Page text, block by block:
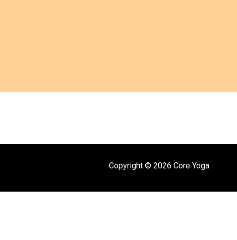
Copyright © 2026 Core Yoga